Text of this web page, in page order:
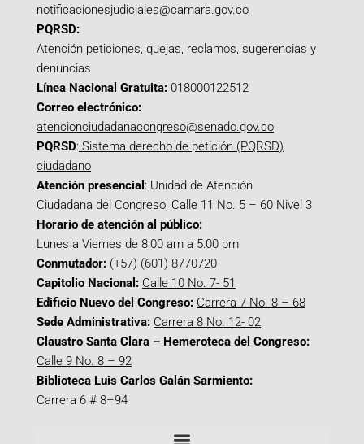
notificacionesjudiciales@camara.gov.co
PQRSD:
Atención peticiones, quejas, reclamos, sugerencias y
denuncias
Línea Nacional Gratuita: 018000122512
Correo electrónico:
atencionciudadanacongreso@senado.gov.co
PQRSD: Sistema derecho de petición (PQRSD)
ciudadano
Atención presencial : Unidad de Atención
Ciudadana del Congreso, Calle 11 No. 5 – 60 Nivel 3
Horario de atención al público:
Lunes a Viernes de 8:00 am a 5:00 pm
Conmutador: (+57) (601) 8770720
Capitolio Nacional: Calle 10 No. 7- 51
Edificio Nuevo del Congreso: Carrera 7 No. 8 – 68
Sede Administrativa: Carrera 8 No. 12- 02
Claustro Santa Clara – Hemeroteca del Congreso:
Calle 9 No. 8 – 92
Biblioteca Luis Carlos Galán Sarmiento:
Carrera 6 # 8–94